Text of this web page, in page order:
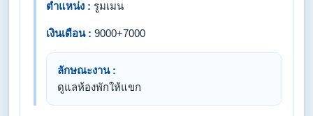
ตำแหน่ง : รูมเมน
เงินเดือน : 9000+7000
ลักษณะงาน :
ดูแลห้องพักให้แขก